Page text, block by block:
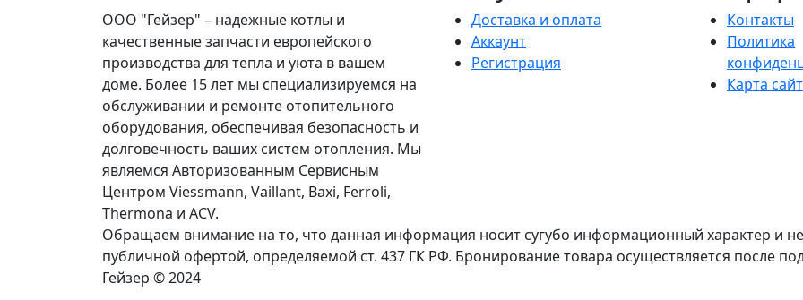
ООО "Гейзер" – надежные котлы и
качественные запчасти европейского
производства для тепла и уюта в вашем
доме. Более 15 лет мы специализируемся на
обслуживании и ремонте отопительного
оборудования, обеспечивая безопасность и
долговечность ваших систем отопления. Мы
являемся Авторизованным Сервисным
Центром Viessmann, Vaillant, Baxi, Ferroli,
Thermona и ACV.
Доставка и оплата
Аккаунт
Регистрация
Контакты
Политика
Карта
Обращаем внимание на то, что данная информация носит сугубо информационный характер и не
публичной офертой, определяемой ст. 437 ГК РФ. Бронирование товара осуществляется после
Гейзер © 2024